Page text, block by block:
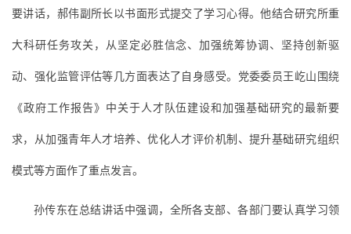
要讲话，郝伟副所长以书面形式提交了学习心得。他结合研究所重
大科研任务攻关，从坚定必胜信念、加强统筹协调、坚持创新驱
动、强化监管评估等几方面表达了自身感受。党委委员王屹山围绕
《政府工作报告》中关于人才队伍建设和加强基础研究的最新要
求，从加强青年人才培养、优化人才评价机制、提升基础研究组织
模式等方面作了重点发言。
孙传东在总结讲话中强调，全所各支部、各部门要认真学习领